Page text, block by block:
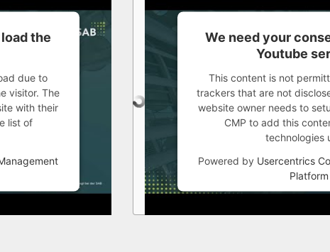
the
due to
visitor. The
with their
list of
We need your
Youtube
This content is not
trackers that are not
website owner needs to
CMP to add this
technologies
Powered by Usercentrics
Platform